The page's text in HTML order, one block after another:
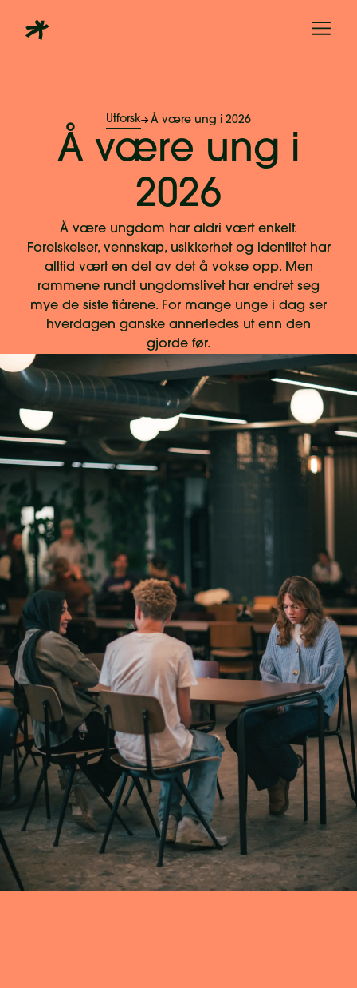
Utforsk Å være ung i 2026
Å være ung i
2026
Å være ungdom har aldri vært enkelt.
Forelskelser, vennskap, usikkerhet og identitet har
alltid vært en del av det å vokse opp. Men
rammene rundt ungdomslivet har endret seg
mye de siste tiårene. For mange unge i dag ser
hverdagen ganske annerledes ut enn den
gjorde før.